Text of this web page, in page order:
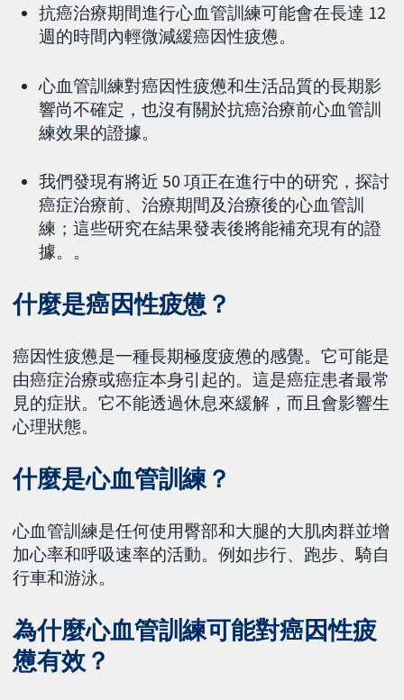
抗癌治療期間進行心血管訓練可能會在長達 12
週的時間內輕微減緩癌因性疲憊。
心血管訓練對癌因性疲憊和生活品質的長期影
響尚不確定，也沒有關於抗癌治療前心血管訓
練效果的證據。
我們發現有將近 50 項正在進行中的研究，探討
癌症治療前、治療期間及治療後的心血管訓
練；這些研究在結果發表後將能補充現有的證
據。。
什麼是癌因性疲憊？
癌因性疲憊是一種長期極度疲憊的感覺。它可能是
由癌症治療或癌症本身引起的。這是癌症患者最常
見的症狀。它不能透過休息來緩解，而且會影響生
心理狀態。
什麼是心血管訓練？
心血管訓練是任何使用臀部和大腿的大肌肉群並增
加心率和呼吸速率的活動。例如步行、跑步、騎自
行車和游泳。
為什麼心血管訓練可能對癌因性疲
憊有效？